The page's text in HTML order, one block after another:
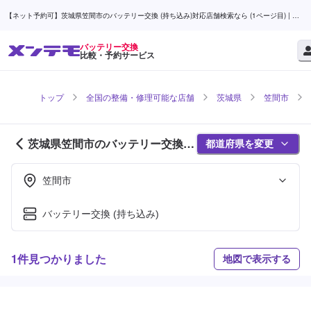
【ネット予約可】茨城県笠間市のバッテリー交換 (持ち込み)対応店舗検索なら (1ページ目) | メ
バッテリー交換
比較・予約サービス
トップ 全国の整備・修理可能な店舗 茨城県 笠間市
茨城県笠間市のバッテリー交換対
応店舗紹介 (1ページ目)
都道府県を変更
笠間市
バッテリー交換 (持ち込み)
1件見つかりました 地図で表示する